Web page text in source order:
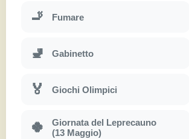
🚬 Fumare
🚽 Gabinetto
🏅 Giochi Olimpici
🍀
Giornata del Leprecauno
(13 Maggio)